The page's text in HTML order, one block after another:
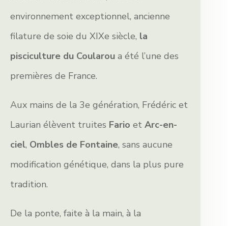
environnement exceptionnel, ancienne
filature de soie du XIXe siècle, la
pisciculture du Coularoua été l’une des
premières de France.
Aux mains de la 3e génération, Frédéric et
Laurian élèvent truites Fario et Arc-en-
ciel, Ombles de Fontaine, sans aucune
modification génétique, dans la plus pure
tradition.
De la ponte, faite à la main, à la